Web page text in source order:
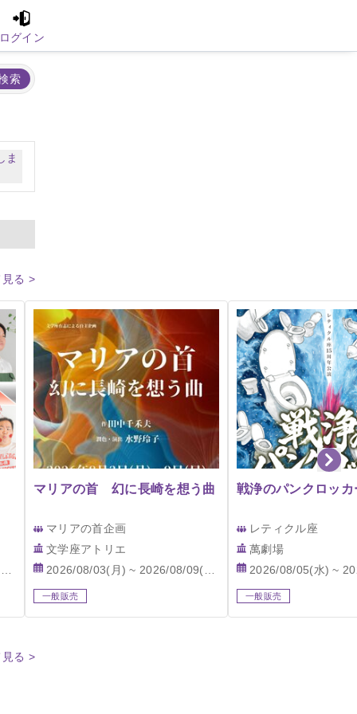
グイン
索
ま
る >
マリアの首 幻に長崎を想う曲
マリアの首企画
文学座アトリエ
2026/08/03(月) ~ 2026/08/09(日)
一般販売
戦浄のパンクロッカ
レティクル座
萬劇場
2026/08/05(水) ~
一般販売
る >